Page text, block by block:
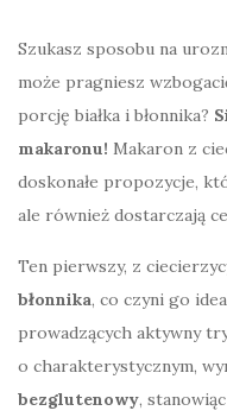
Szukasz sposobu na
może pragniesz
porcję białka i błonnika?
makaronu! Makaron z
doskonałe propozycje,
ale również dostarczają
Ten pierwszy, z
błonnika, co czyni go
prowadzących aktywny
o charakterystycznym,
bezglutenowy,